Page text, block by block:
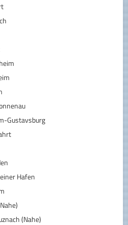
Gustavsburg
Hafen
(Nahe)